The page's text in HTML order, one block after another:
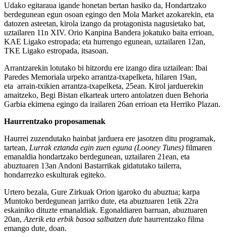
Udako egitaraua igande honetan bertan hasiko da, Hondartzako
berdegunean egun osoan egingo den Mola Market azokarekin, eta
datozen asteetan, kirola izango da protagonista nagusietako bat,
uztailaren 11n XIV. Orio Kanpina Bandera jokatuko baita errioan,
KAE Ligako estropada; eta hurrengo egunean, uztailaren 12an,
TKE Ligako estropada, itsasoan.
Arrantzarekin lotutako bi hitzordu ere izango dira uztailean: Ibai
Paredes Memoriala urpeko arrantza-txapelketa, hilaren 19an,
eta arrain-txikien arrantza-txapelketa, 25ean. Kirol jarduerekin
amaitzeko, Begi Bistan elkarteak urtero antolatzen duen Behoria
Garbia ekimena egingo da irailaren 26an errioan eta Herriko Plazan.
Haurrentzako proposamenak
Haurrei zuzendutako hainbat jarduera ere jasotzen ditu programak,
tartean, Lurrak eztanda egin zuen eguna (Looney Tunes) filmaren
emanaldia hondartzako berdegunean, uztailaren 21ean, eta
abuztuaren 13an Andoni Bastarrikak gidatutako tailerra,
hondarrezko eskulturak egiteko.
Urtero bezala, Gure Zirkuak Orion igaroko du abuztua; karpa
Muntoko berdegunean jarriko dute, eta abuztuaren 1etik 22ra
eskainiko dituzte emanaldiak. Egonaldiaren barruan, abuztuaren
20an, Azerik eta erbik basoa salbatzen dute haurrentzako filma
emango dute, doan.